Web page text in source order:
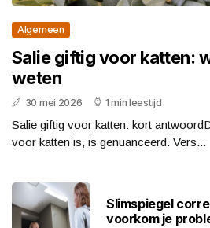
Algemeen
Salie giftig voor katten:
weten
30 mei 2026 1 min leestijd
Salie giftig voor katten: kort
voor katten is, is genuanceerd. Vers...
Slimspiegel
voorkom je